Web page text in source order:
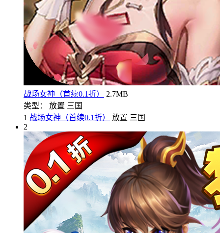
战场女神（首续0.1折）
2.7MB
类型： 放置 三国
1 战场女神（首续0.1折）
放置 三国
2